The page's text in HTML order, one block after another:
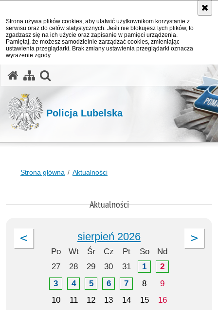
Strona używa plików cookies, aby ułatwić użytkownikom korzystanie z
serwisu oraz do celów statystycznych. Jeśli nie blokujesz tych plików, to
zgadzasz się na ich użycie oraz zapisanie w pamięci urządzenia.
Pamiętaj, że możesz samodzielnie zarządzać cookies, zmieniając
ustawienia przeglądarki. Brak zmiany ustawienia przeglądarki oznacza
wyrażenie zgody.
Policja Lubelska
Strona główna Aktualności
Aktualności
sierpień 2026
Po Wt Śr Cz Pt So
Nd
27
28 29 30 31 1
2
3
4 5 6 7 8
9
10
11 12 13 14 15
16